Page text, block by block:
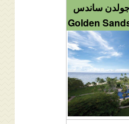
جولدن ساندس